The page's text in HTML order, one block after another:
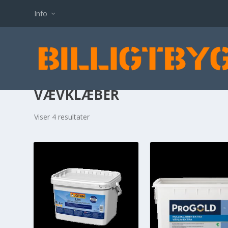
Info
VÆVKLÆBER
Viser 4 resultater